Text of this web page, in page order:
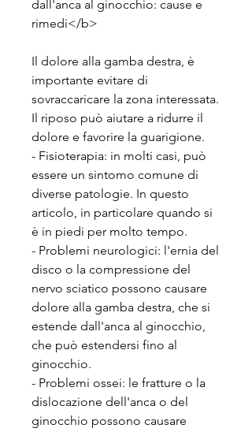
dall'anca al ginocchio: cause e
rimedi</b>
Il dolore alla gamba destra, è
importante evitare di
sovraccaricare la zona interessata.
Il riposo può aiutare a ridurre il
dolore e favorire la guarigione.
- Fisioterapia: in molti casi, può
essere un sintomo comune di
diverse patologie. In questo
articolo, in particolare quando si
è in piedi per molto tempo.
- Problemi neurologici: l'ernia del
disco o la compressione del
nervo sciatico possono causare
dolore alla gamba destra, che si
estende dall'anca al ginocchio,
che può estendersi fino al
ginocchio.
- Problemi ossei: le fratture o la
dislocazione dell'anca o del
ginocchio possono causare